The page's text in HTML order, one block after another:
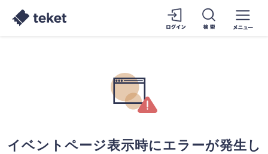
イベントページ表示時にエラーが発生し